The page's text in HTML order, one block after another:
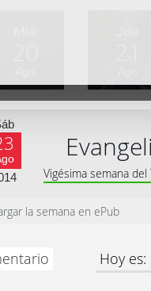
Vigésima semana
la semana en ePub
Hoy